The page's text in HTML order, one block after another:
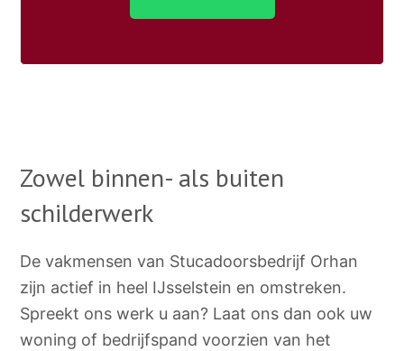
Zowel binnen- als buiten
schilderwerk
De vakmensen van Stucadoorsbedrijf Orhan
zijn actief in heel IJsselstein en omstreken.
Spreekt ons werk u aan? Laat ons dan ook uw
woning of bedrijfspand voorzien van het